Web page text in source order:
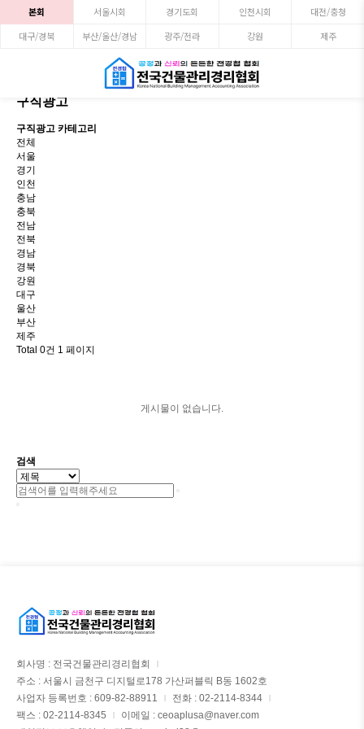
본회 서울시회 경기도회 인천시회
대전/충청
대구/경북
부산/울산/경남 광주/전라 강원 제주
구직광고
구직광고 카테고리
전체
서울
경기
인천
충남
충북
전남
전북
경남
경북
강원
대구
울산
부산
제주
Total 0건 1 페이지
게시물이 없습니다.
검색
회사명 : 전국건물관리경리협회
주소 : 서울시 금천구 디지털로178 가산퍼블릭 B동 1602호
사업자 등록번호 : 609-82-88911
전화 : 02-2114-8344
팩스 : 02-2114-8345
이메일 : ceoaplusa@naver.com